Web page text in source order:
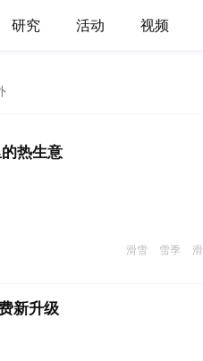
研究 活动 视频
热生意
滑雪 雪季
新升级